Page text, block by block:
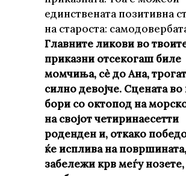
единствената позитивна
на староста:
Главните ликови во
приказни отсекогаш биле
момчиња, сè до Ана,
силно девојче. Сцената во
бори со октопод на
на својот четиринаесетти
роденден и, откако
ќе исплива на
забележи крв меѓу нозете,